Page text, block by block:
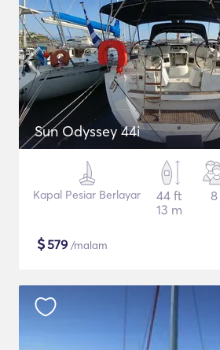
Sun Odyssey 44i
Kapal Pesiar Berlayar
44 ft
13 m
8
$579 /malam